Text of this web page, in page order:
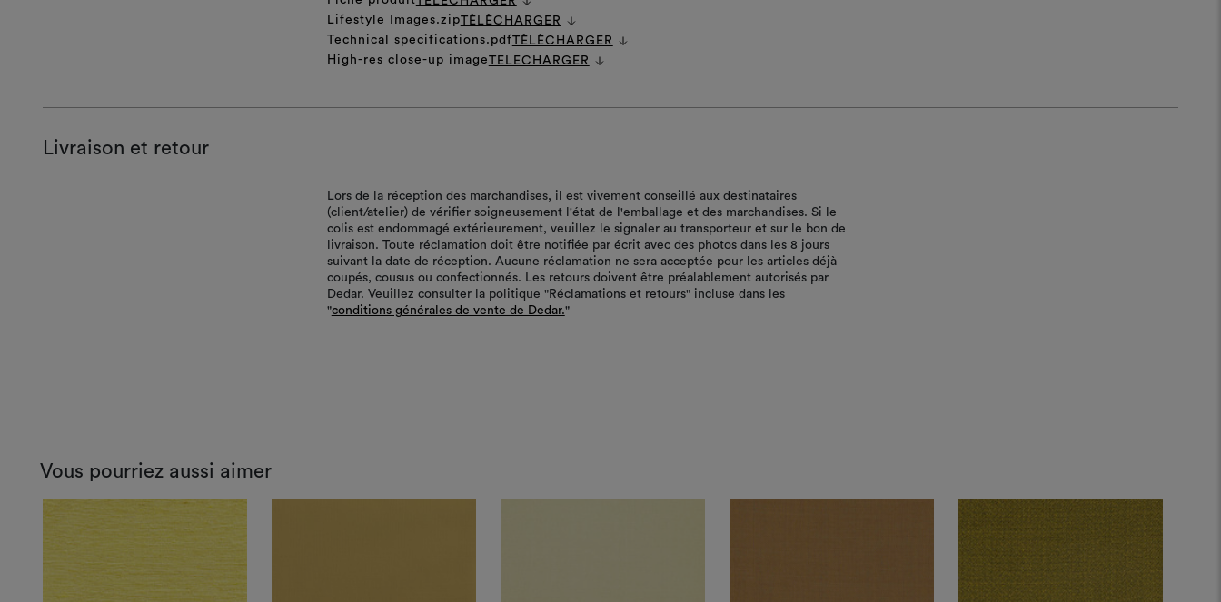
Lifestyle Images.zipTÈLÈCHARGER
Technical specifications.pdfTÈLÈCHARGER
High-res close-up imageTÈLÈCHARGER
Livraison et retour
Lors de la réception des marchandises, il est vivement conseillé aux destinataires
(client/atelier) de vérifier soigneusement l'état de l'emballage et des marchandises. Si le
colis est endommagé extérieurement, veuillez le signaler au transporteur et sur le bon de
livraison. Toute réclamation doit être notifiée par écrit avec des photos dans les 8 jours
suivant la date de réception. Aucune réclamation ne sera acceptée pour les articles déjà
coupés, cousus ou confectionnés. Les retours doivent être préalablement autorisés par
Dedar. Veuillez consulter la politique "Réclamations et retours" incluse dans les
"conditions générales de vente de Dedar."
Vous pourriez aussi aimer